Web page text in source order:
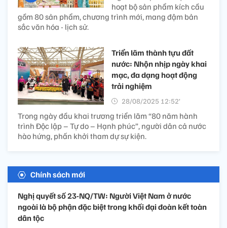
hoạt bộ sản phẩm kích cầu
gồm 80 sản phẩm, chương trình mới, mang đậm bản
sắc văn hóa - lịch sử.
Triển lãm thành tựu đất
nước: Nhộn nhịp ngày khai
mạc, đa dạng hoạt động
trải nghiệm
28/08/2025 12:52’
Trong ngày đầu khai trương triển lãm “80 năm hành
trình Độc lập – Tự do – Hạnh phúc”, người dân cả nước
hào hứng, phấn khởi tham dự sự kiện.
Chính sách mới
Nghị quyết số 23-NQ/TW: Người Việt Nam ở nước
ngoài là bộ phận đặc biệt trong khối đại đoàn kết toàn
dân tộc